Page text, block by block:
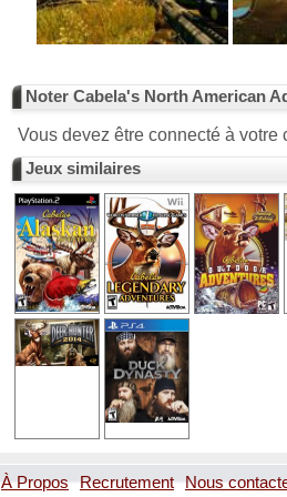
Noter Cabela's North American
Vous devez être connecté à votre
Jeux similaires
À Propos Recrutement Nous